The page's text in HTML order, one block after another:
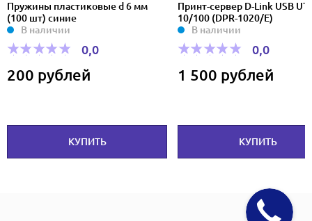
Пружины пластиковые d 6 мм
(100 шт) синие
В наличии
0,0
200 рублей
КУПИТЬ
Принт-сервер D-Link USB
10/100 (DPR-1020/E)
В наличии
0,0
1 500 рублей
КУПИТЬ